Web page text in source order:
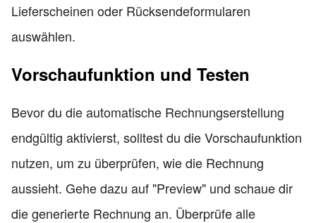
Lieferscheinen oder Rücksendeformularen
auswählen.
Vorschaufunktion und Testen
Bevor du die automatische Rechnungserstellung
endgültig aktivierst, solltest du die Vorschaufunktion
nutzen, um zu überprüfen, wie die Rechnung
aussieht. Gehe dazu auf "Preview" und schaue dir
die generierte Rechnung an. Überprüfe alle